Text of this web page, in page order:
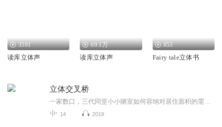
3591
读库立体声
69.1万
读库立体声
853
Fairy tale立体书
立体交叉桥
14 2019